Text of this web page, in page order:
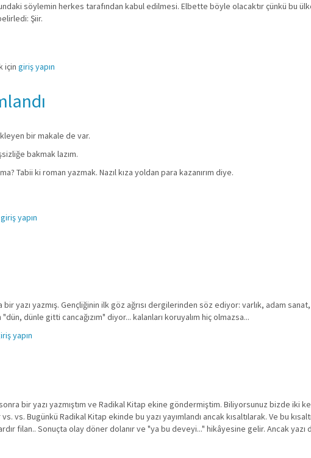
söylemin herkes tarafından kabul edilmesi. Elbette böyle olacaktır çünkü bu
Şiir.
için giriş yapın
bir makale de var.
bakmak lazım.
Tabii ki roman yazmak. Nazıl kıza yoldan para kazanırım diye.
giriş yapın
yazı yazmış. Gençliğinin ilk göz ağrısı dergilerinden söz ediyor: varlık, adam
dünle gitti cancağızım" diyor... kalanları koruyalım hiç olmazsa...
yapın
bir yazı yazmıştım ve Radikal Kitap ekine göndermiştim. Biliyorsunuz bizde iki
vs. Bugünkü Radikal Kitap ekinde bu yazı yayımlandı ancak kısaltılarak. Ve bu
filan.. Sonuçta olay döner dolanır ve "ya bu deveyi..." hikâyesine gelir. Ancak yazı